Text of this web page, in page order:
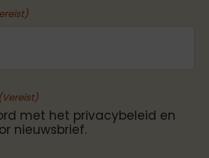
(Vereist)
met het privacybeleid en
nieuwsbrief.